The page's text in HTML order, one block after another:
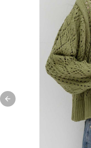
Previous slide